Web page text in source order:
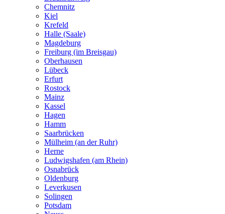
Chemnitz
Kiel
Krefeld
Halle (Saale)
Magdeburg
Freiburg (im Breisgau)
Oberhausen
Lübeck
Erfurt
Rostock
Mainz
Kassel
Hagen
Hamm
Saarbrücken
Mülheim (an der Ruhr)
Herne
Ludwigshafen (am Rhein)
Osnabrück
Oldenburg
Leverkusen
Solingen
Potsdam